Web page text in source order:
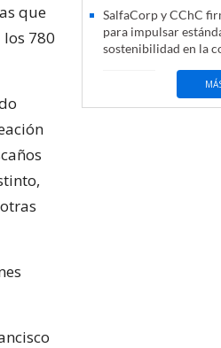
que
780
SalfaCorp y CChC
para impulsar
sostenibilidad en la